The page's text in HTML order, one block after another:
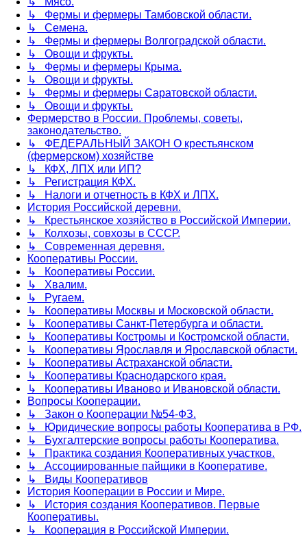
↳ Фермы и фермеры Тамбовской области.
↳ Семена.
↳ Фермы и фермеры Волгоградской области.
↳ Овощи и фрукты.
↳ Фермы и фермеры Крыма.
↳ Овощи и фрукты.
↳ Фермы и фермеры Саратовской области.
↳ Овощи и фрукты.
Фермерство в России. Проблемы, советы,
законодательство.
↳ ФЕДЕРАЛЬНЫЙ ЗАКОН О крестьянском
(фермерском) хозяйстве
↳ КФХ, ЛПХ или ИП?
↳ Регистрация КФХ.
↳ Налоги и отчетность в КФХ и ЛПХ.
История Российской деревни.
↳ Крестьянское хозяйство в Российской Империи.
↳ Колхозы, совхозы в СССР.
↳ Современная деревня.
Кооперативы России.
↳ Кооперативы России.
↳ Хвалим.
↳ Ругаем.
↳ Кооперативы Москвы и Московской области.
↳ Кооперативы Санкт-Петербурга и области.
↳ Кооперативы Костромы и Костромской области.
↳ Кооперативы Ярославля и Ярославской области.
↳ Кооперативы Астраханской области.
↳ Кооперативы Краснодарского края.
↳ Кооперативы Иваново и Ивановской области.
Вопросы Кооперации.
↳ Закон о Кооперации №54-ФЗ.
↳ Юридические вопросы работы Кооператива в РФ.
↳ Бухгалтерские вопросы работы Кооператива.
↳ Практика создания Кооперативных участков.
↳ Ассоциированные пайщики в Кооперативе.
↳ Виды Кооперативов
История Кооперации в России и Мире.
↳ История создания Кооперативов. Первые
Кооперативы.
↳ Кооперация в Российской Империи.